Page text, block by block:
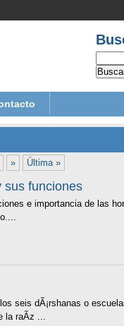
» Última »
sus funciones
e importancia de las
seis dÃ¡rshanas o
la raÃ­z ...